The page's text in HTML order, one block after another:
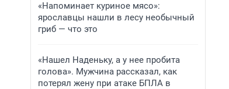
«Напоминает куриное мясо»:
ярославцы нашли в лесу необычный
гриб — что это
«Нашел Наденьку, а у нее пробита
голова». Мужчина рассказал, как
потерял жену при атаке БПЛА в